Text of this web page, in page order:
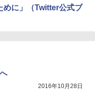
めに」（Twitter公式ブ
2016年10月28日